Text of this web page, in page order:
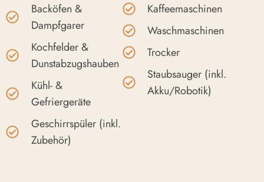
Backöfen &
Dampfgarer
Kochfelder &
Dunstabzugshauben
Kühl- &
Gefriergeräte
Geschirrspüler (inkl.
Zubehör)
Kaffeemaschinen
Waschmaschinen
Trocker
Staubsauger (inkl.
Akku/Robotik)